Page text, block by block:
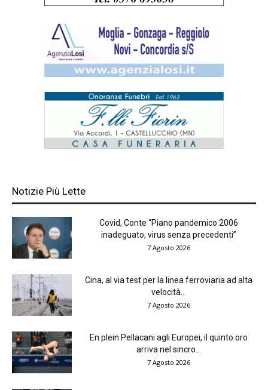
Notizie Più Lette
Covid, Conte “Piano pandemico 2006
inadeguato, virus senza precedenti”
7 Agosto 2026
Cina, al via test per la linea ferroviaria ad alta
velocità...
7 Agosto 2026
En plein Pellacani agli Europei, il quinto oro
arriva nel sincro...
7 Agosto 2026